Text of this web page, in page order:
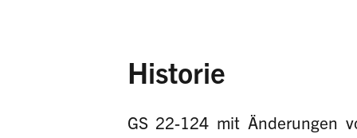
Historie
GS 22-124 mit Änderungen